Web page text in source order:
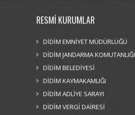
RESMİ KURUMLAR
DİDİM EMNİYET MÜDÜRLÜĞÜ
DİDİM JANDARMA KOMUTANLIĞI
DİDİM BELEDİYESİ
DİDİM KAYMAKAMLIĞI
DİDİM ADLİYE SARAYI
DİDİM VERGİ DAİRESİ